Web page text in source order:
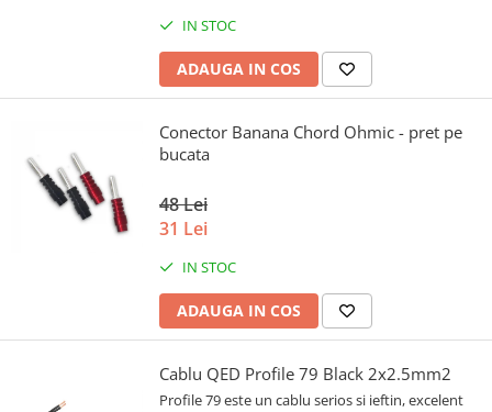
IN STOC
ADAUGA IN COS
Conector Banana Chord Ohmic - pret pe
bucata
48 Lei
31 Lei
IN STOC
ADAUGA IN COS
Cablu QED Profile 79 Black 2x2.5mm2
Profile 79 este un cablu serios si ieftin, excelent